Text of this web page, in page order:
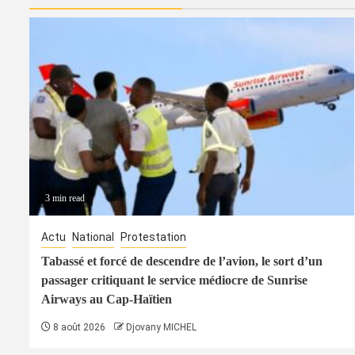
3 min read
Actu National Protestation
Tabassé et forcé de descendre de l’avion, le sort d’un
passager critiquant le service médiocre de Sunrise
Airways au Cap-Haïtien
8 août 2026 Djovany MICHEL